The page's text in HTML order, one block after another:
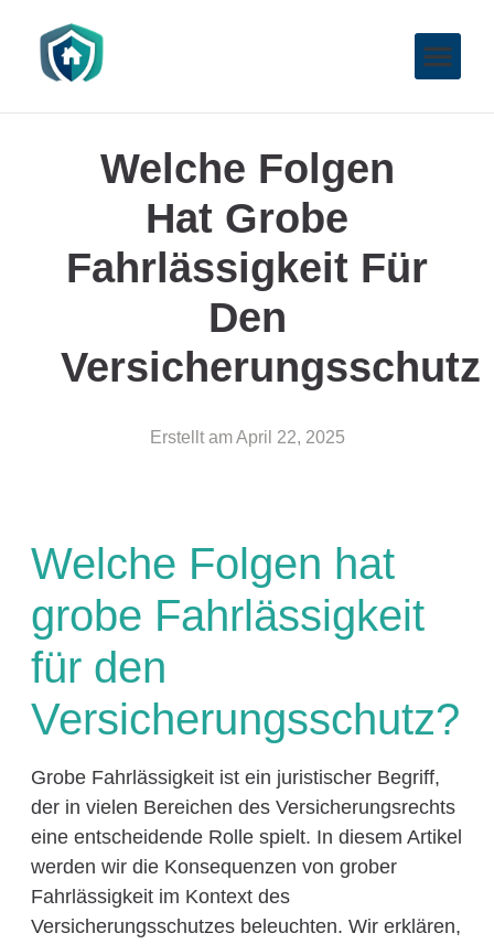
Welche Folgen
Hat Grobe
Fahrlässigkeit Für
Den
Versicherungsschutz
Erstellt am April 22, 2025
Welche Folgen hat
grobe Fahrlässigkeit
für den
Versicherungsschutz?
Grobe Fahrlässigkeit ist ein juristischer Begriff,
der in vielen Bereichen des Versicherungsrechts
eine entscheidende Rolle spielt. In diesem Artikel
werden wir die Konsequenzen von grober
Fahrlässigkeit im Kontext des
Versicherungsschutzes beleuchten. Wir erklären,